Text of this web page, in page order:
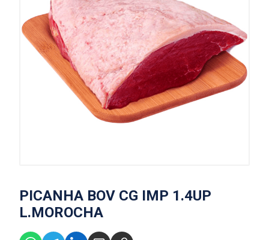
PICANHA BOV CG IMP 1.4UP
L.MOROCHA